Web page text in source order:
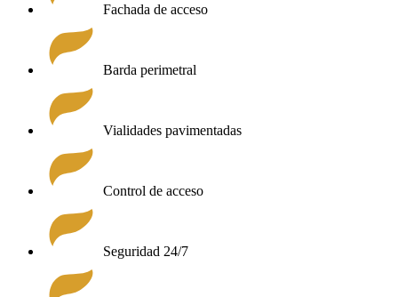
Fachada de acceso
Barda perimetral
Vialidades pavimentadas
Control de acceso
Seguridad 24/7